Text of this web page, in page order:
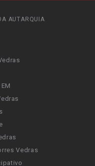
AUTARQUIA
Vedras